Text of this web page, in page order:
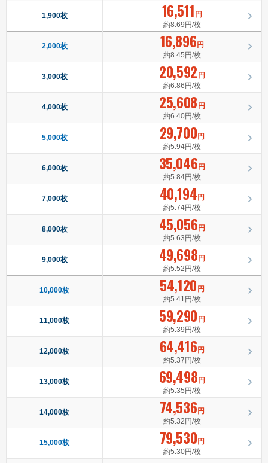
1,900枚 16,511 円
約8.69円/枚
2,000枚 16,896 円
約8.45円/枚
3,000枚 20,592 円
約6.86円/枚
4,000枚 25,608 円
約6.40円/枚
5,000枚 29,700 円
約5.94円/枚
6,000枚 35,046 円
約5.84円/枚
7,000枚 40,194 円
約5.74円/枚
8,000枚 45,056 円
約5.63円/枚
9,000枚 49,698 円
約5.52円/枚
10,000枚 54,120 円
約5.41円/枚
11,000枚 59,290 円
約5.39円/枚
12,000枚 64,416 円
約5.37円/枚
13,000枚 69,498 円
約5.35円/枚
14,000枚 74,536 円
約5.32円/枚
15,000枚 79,530 円
約5.30円/枚